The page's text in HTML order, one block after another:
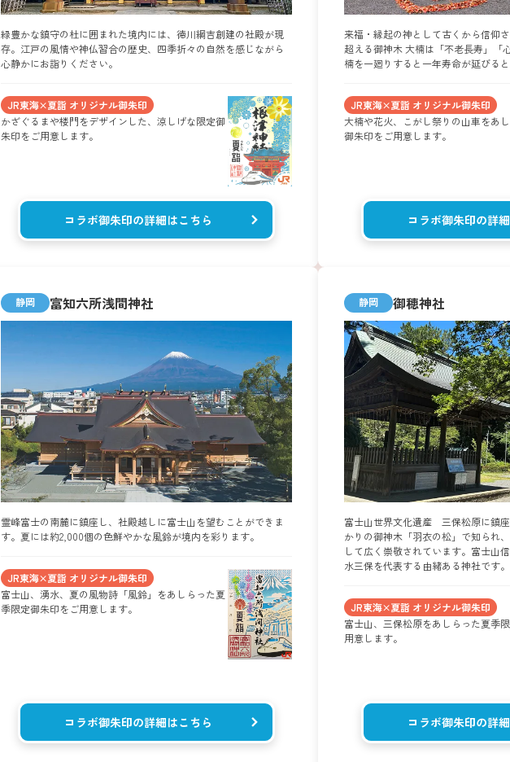
緑豊かな鎮守の杜に囲まれた境内には、徳川綱吉創建の社殿が現
存。江戸の風情や神仏習合の歴史、四季折々の自然を感じながら
心静かにお詣りください。
JR東海×夏詣 オリジナル御朱印
かざぐるまや楼門をデザインした、涼しげな限定御
朱印をご用意します。
コラボ御朱印の詳細はこちら
来福・縁起の神として古くから信仰
超える御神木 大楠は「不老長寿」「
楠を一廻りすると一年寿命が延びる
JR東海×夏詣 オリジナル御朱印
大楠や花火、こがし祭りの山車をあ
御朱印をご用意します。
コラボ御朱印の詳
静岡 富知六所浅間神社
霊峰富士の南麓に鎮座し、社殿越しに富士山を望むことができま
す。夏には約2,000個の色鮮やかな風鈴が境内を彩ります。
JR東海×夏詣 オリジナル御朱印
富士山、湧水、夏の風物詩「風鈴」をあしらった夏
季限定御朱印をご用意します。
コラボ御朱印の詳細はこちら
静岡 御穂神社
富士山世界文化遺産 三保松原に鎮
かりの御神木「羽衣の松」で知られ
して広く崇敬されています。富士山
水三保を代表する由緒ある神社です。
JR東海×夏詣 オリジナル御朱印
富士山、三保松原をあしらった夏季
用意します。
コラボ御朱印の詳